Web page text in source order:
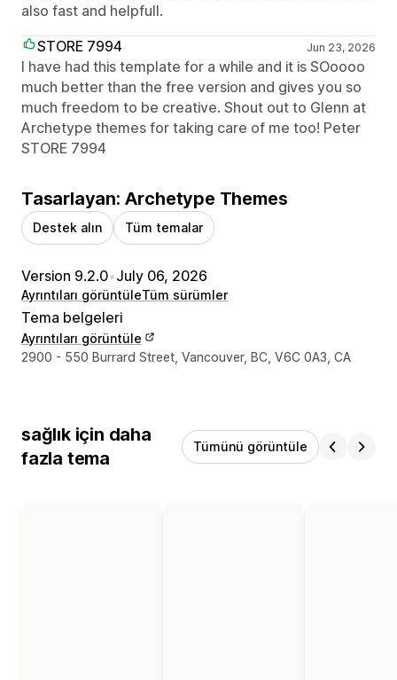
also fast and helpfull.
STORE 7994
Jun 23, 2026
I have had this template for a while and it is SOoooo
much better than the free version and gives you so
much freedom to be creative. Shout out to Glenn at
Archetype themes for taking care of me too! Peter
STORE 7994
Tasarlayan: Archetype Themes
Destek alın Tüm temalar
Version 9.2.0•July 06, 2026
Ayrıntıları görüntüleTüm sürümler
Tema belgeleri
Ayrıntıları görüntüle
Tasarımcı iletişim bilgileri
2900 - 550 Burrard Street, Vancouver, BC, V6C 0A3, CA
sağlık için daha
fazla tema
Tümünü görüntüle